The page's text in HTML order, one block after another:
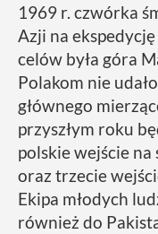
1969 r. czwórka
Azji na
celów była góra
Polakom nie
głównego
przyszłym roku
polskie wejście
oraz trzecie
Ekipa młodych
również do